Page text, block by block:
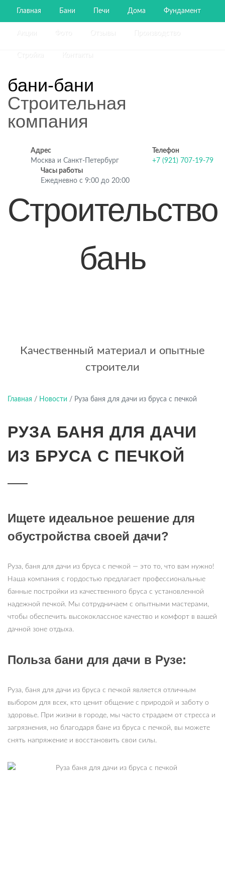
Главная Бани Печи Дома Фундамент
бани-бани
Строительная
компания
Адрес
Москва и Санкт-Петербург
Телефон
+7 (921) 707-19-79
Часы работы
Ежедневно с 9:00 до 20:00
Строительство
бань
Качественный материал и опытные
строители
Главная / Новости / Руза баня для дачи из бруса с печкой
РУЗА БАНЯ ДЛЯ ДАЧИ
ИЗ БРУСА С ПЕЧКОЙ
Ищете идеальное решение для
обустройства своей дачи?
Руза, баня для дачи из бруса с печкой — это то, что вам нужно!
Наша компания с гордостью предлагает профессиональные
банные постройки из качественного бруса с установленной
надежной печкой. Мы сотрудничаем с опытными мастерами,
чтобы обеспечить высококлассное качество и комфорт в вашей
дачной зоне отдыха.
Польза бани для дачи в Рузе:
Руза, баня для дачи из бруса с печкой является отличным
выбором для всех, кто ценит общение с природой и заботу о
здоровье. При жизни в городе, мы часто страдаем от стресса и
загрязнения, но благодаря бане из бруса с печкой, вы можете
снять напряжение и восстановить свои силы.